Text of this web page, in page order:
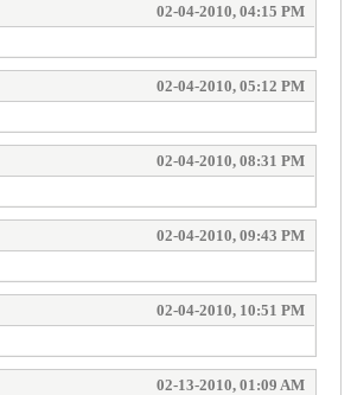
02-04-2010, 04:15 PM
02-04-2010, 05:12 PM
02-04-2010, 08:31 PM
02-04-2010, 09:43 PM
02-04-2010, 10:51 PM
02-13-2010, 01:09 AM